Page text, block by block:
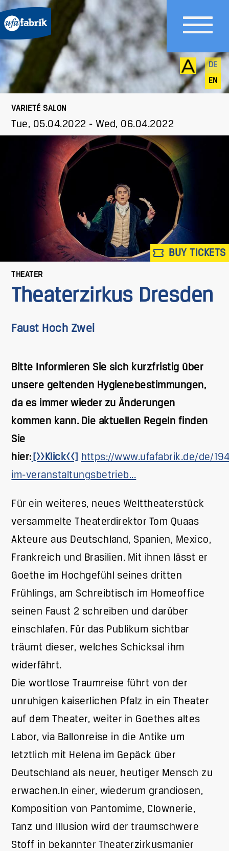
DE
EN
VARIETÉ SALON
Tue, 05.04.2022 -Wed, 06.04.2022
BUY TICKETS
THEATER
Theaterzirkus Dresden
Faust Hoch Zwei
Bitte Informieren Sie sich kurzfristig über
unsere geltenden Hygienebestimmungen,
da es immer wieder zu Änderungen
kommen kann. Die aktuellen Regeln finden
Sie
hier: [>>Klick<<]
https://www.ufafabrik.de/de/
im-veranstaltungsbetrieb...
Für ein weiteres, neues Welttheaterstück
versammelte Theaterdirektor Tom Quaas
Akteure aus Deutschland, Spanien, Mexico,
Frankreich und Brasilien. Mit ihnen lässt er
Goethe im Hochgefühl seines dritten
Frühlings, am Schreibtisch im Homeoffice
seinen Faust 2 schreiben und darüber
einschlafen. Für das Publikum sichtbar
träumt dieser, welches Schicksal ihm
widerfährt.
Die wortlose Traumreise führt von der
unruhigen kaiserlichen Pfalz in ein Theater
auf dem Theater, weiter in Goethes altes
Labor, via Ballonreise in die Antike um
letztlich mit Helena im Gepäck über
Deutschland als neuer, heutiger Mensch zu
erwachen.In einer, wiederum grandiosen,
Komposition von Pantomime, Clownerie,
Tanz und Illusion wird der traumschwere
Stoff in bekannter Theaterzirkusmanier